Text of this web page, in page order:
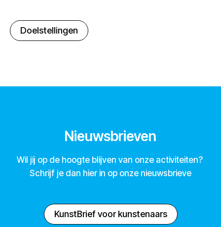
Doelstellingen
Nieuwsbrieven
Wil jij op de hoogte blijven van onze activiteiten?
Schrijf je dan hier in op onze nieuwsbrieve
KunstBrief voor kunstenaars